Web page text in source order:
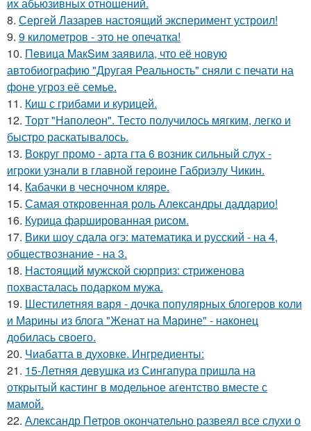
их абьюзивных отношений.
8. Сергей Лазарев настоящий эксперимент устроил!
9. 9 километров - это не опечатка!
10. Пeвица MакSим заявила, что её новую
автобиографию "Другая Реальность" сняли с печати на
фоне угроз её семье.
11. Киш с грибами и курицей.
12. Торт "Наполеон". Тесто получилось мягким, легко и
быстро раскатывалось.
13. Вокруг промо - арта гта 6 возник сильный слух -
игроки узнали в главной героине Габриэлу Чикин.
14. Кабачки в чесночном кляре.
15. Самая откровенная роль Александры даддарио!
16. Курица фаршированная рисом.
17. Вики шоу сдала огэ: математика и русский - на 4,
обществознание - на 3.
18. Настоящий мужской сюрприз: стриженова
похвасталась подарком мужа.
19. Шестилетняя варя - дочка популярных блогеров коли
и Марины из блога "Женат на Марине" - наконец
добилась своего.
20. Чиабатта в духовке. Ингредиенты:
21. 15-Летняя девушка из Сингапура пришла на
открытый кастинг в модельное агентство вместе с
мамой.
22. Александр Петров окончательно развеял все слухи о